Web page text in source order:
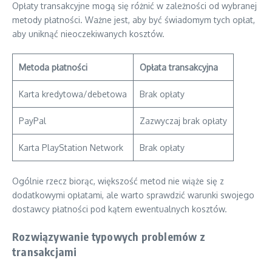
Opłaty transakcyjne mogą się różnić w zależności od wybranej
metody płatności. Ważne jest, aby być świadomym tych opłat,
aby uniknąć nieoczekiwanych kosztów.
Metoda płatności Opłata transakcyjna
Karta kredytowa/debetowa Brak opłaty
PayPal Zazwyczaj brak opłaty
Karta PlayStation Network Brak opłaty
Ogólnie rzecz biorąc, większość metod nie wiąże się z
dodatkowymi opłatami, ale warto sprawdzić warunki swojego
dostawcy płatności pod kątem ewentualnych kosztów.
Rozwiązywanie typowych problemów z
transakcjami